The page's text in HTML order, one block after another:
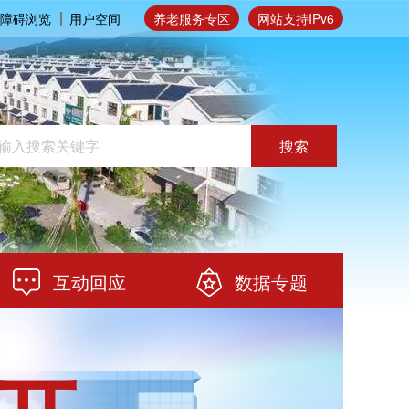
网站支持IPv6
养老服务专区
碍浏览 用户空间
搜索
互动回应 数据专题